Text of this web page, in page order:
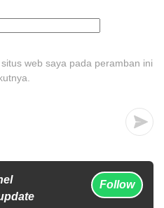
web saya pada peramban ini
Follow